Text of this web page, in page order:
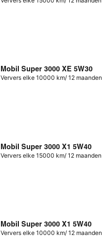
Mobil Super 3000 XE 5W30
Ververs elke 10000 km/ 12 maanden
Mobil Super 3000 X1 5W40
Ververs elke 15000 km/ 12 maanden
Mobil Super 3000 X1 5W40
Ververs elke 10000 km/ 12 maanden